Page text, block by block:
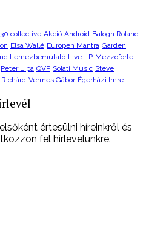
collective Akció Android Balogh Roland
Elsa Wallé Europen Mantra Garden
Lemezbemutató Live LP Mezzoforte
Peter Lipa QVP Solati Music Steve
Vermes Gábor Égerházi Imre
értesülni híreinkről és
fel hírlevelünkre.